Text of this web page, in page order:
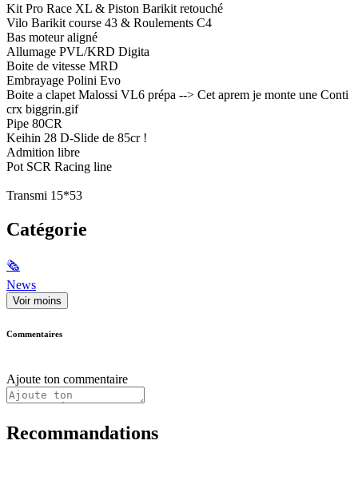
Kit Pro Race XL & Piston Barikit retouché
Vilo Barikit course 43 & Roulements C4
Bas moteur aligné
Allumage PVL/KRD Digita
Boite de vitesse MRD
Embrayage Polini Evo
Boite a clapet Malossi VL6 prépa --> Cet aprem je monte une Conti
crx biggrin.gif
Pipe 80CR
Keihin 28 D-Slide de 85cr !
Admition libre
Pot SCR Racing line
Transmi 15*53
Catégorie
🗞
News
Voir moins
Commentaires
Ajoute ton commentaire
Recommandations